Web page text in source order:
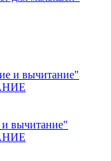
вычитание"